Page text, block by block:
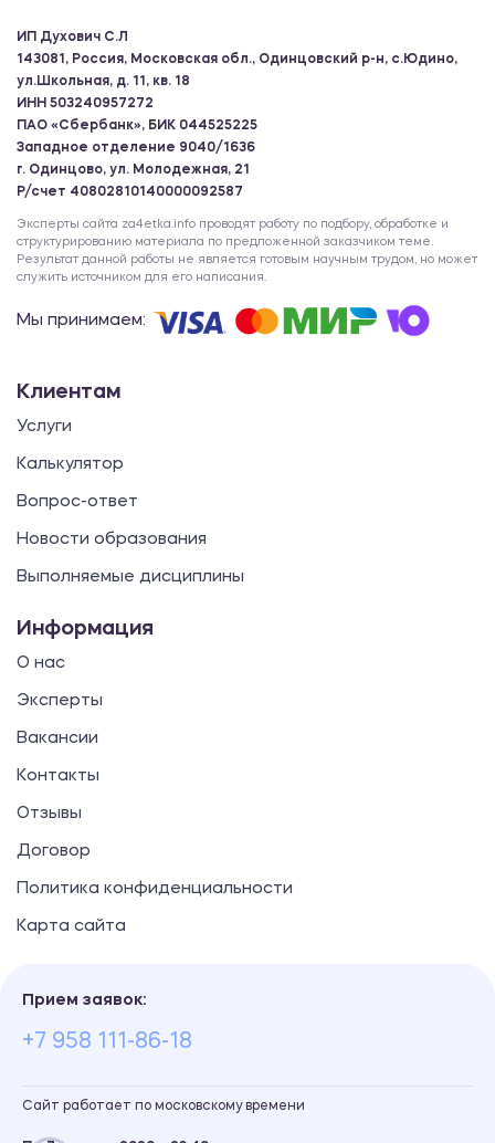
ИП Духович С.Л
143081, Россия, Московская обл., Одинцовский р-н, с.Юдино,
ул.Школьная, д. 11, кв. 18
ИНН 503240957272
ПАО «Сбербанк», БИК 044525225
Западное отделение 9040/1636
г. Одинцово, ул. Молодежная, 21
Р/счет 40802810140000092587
Эксперты сайта za4etka.info проводят работу по подбору, обработке и
структурированию материала по предложенной заказчиком теме.
Результат данной работы не является готовым научным трудом, но может
служить источником для его написания.
Мы принимаем:
Клиентам
Услуги
Калькулятор
Вопрос-ответ
Новости образования
Выполняемые дисциплины
Информация
О нас
Эксперты
Вакансии
Контакты
Отзывы
Договор
Политика конфиденциальности
Карта сайта
Прием заявок:
+7 958 111-86-18
Сайт работает по московскому времени